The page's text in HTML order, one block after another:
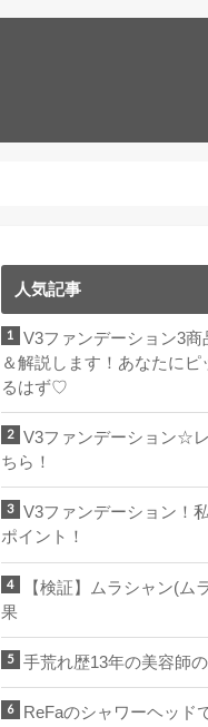
人気記事
V3ファンデーション3
＆解説します！あなたに
るはず♡
V3ファンデーション☆
ちら！
V3ファンデーション！
ポイント！
【検証】ムラシャン(ム
果
手荒れ歴13年の美容師
ReFaのシャワーヘッド